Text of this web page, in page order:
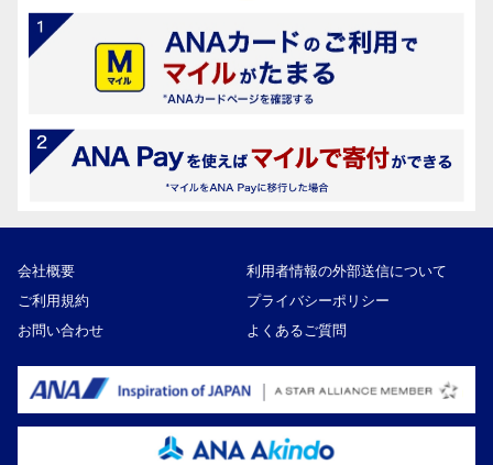
会社概要
利用者情報の外部送信について
ご利用規約
プライバシーポリシー
お問い合わせ
よくあるご質問